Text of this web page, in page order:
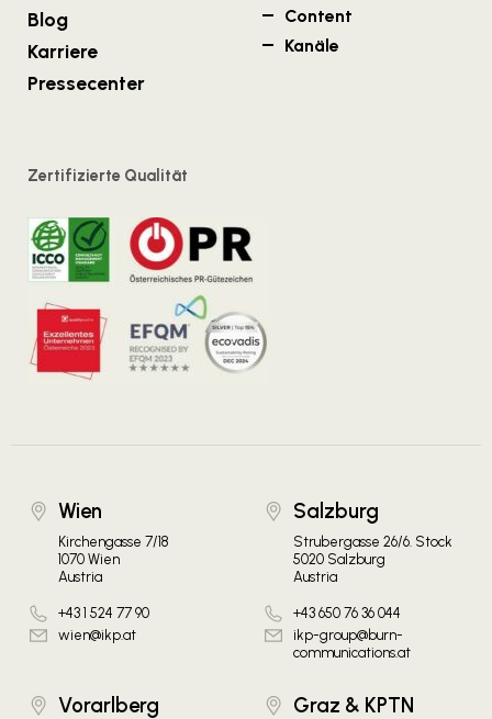
Blog
Karriere
Pressecenter
Content
Kanäle
Zertifizierte Qualität
Wien
Kirchengasse 7/18
1070 Wien
Austria
+43 1 524 77 90
wien@ikp.at
Salzburg
Strubergasse 26/6. Stock
5020 Salzburg
Austria
+43 650 76 36 044
ikp-group@burn-
communications.at
Vorarlberg Graz & KPTN